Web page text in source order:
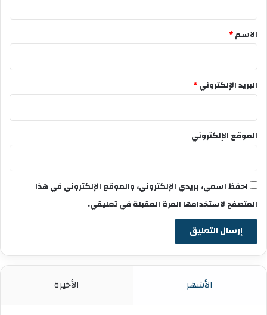
*
الاسم*
البريد الإلكتروني*
الموقع الإلكتروني
احفظ اسمي، بريدي الإلكتروني، والموقع الإلكتروني في هذا
المتصفح لاستخدامها المرة المقبلة في تعليقي.
الأشهر الأخيرة